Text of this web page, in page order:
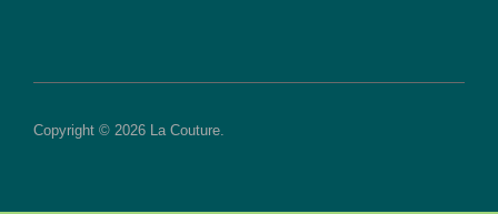
Copyright © 2026 La Couture.